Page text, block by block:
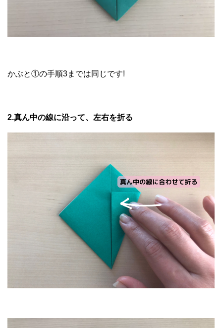
かぶと①の手順3までは同じです!
2.真ん中の線に沿って、左右を折る